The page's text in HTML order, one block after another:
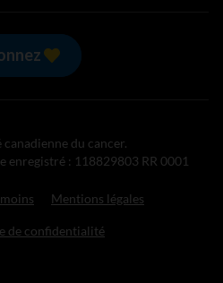
du cancer.
enregistré : 118829803 RR 0001
Mentions légales
de confidentialité